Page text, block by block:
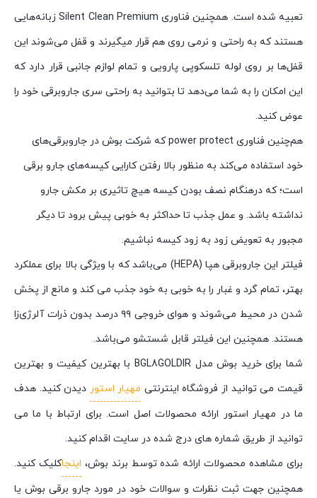
تعبیه شده است. همچنین فناوری Silent Clean Premium زبانه‌هایی
هستند که به راحتی و نرمی روی هم قرار میگیرند و قفل می‌شوند این
قفل‌ها بر روی لوله تلسکوپی پارویی و تمام لوازم جانبی قرار دارد که
این امکان را به شما می‌دهد تا بتوانید به راحتی سری جاروبرقی خود را
عوض کنید.
هم‌چنین فناوری power protect که شرکت بوش در جاروبرقی‌های
خود استفاده می‌کند به منظور بالا رفتن کارایی کیسه‌های جارو برقی
است؛ که درهنگام نصف بودن کیسه هیچ تاثیری بر مکش جارو
نداشته باشد. و عمل جذب تا حداکثر به خوبی پیش برود تا دیگر
مجبور به تعویض زود به زود کیسه نباشیم.
فیلتر این جاروبرقی هپا (HEPA) می‌باشد که با ویژگی بالا برای عملکرد
بهتر، تمام گرد و غبار را به خوبی به خود جذب می کند و مانع از پخش
شدن در محیط می‌شوند و هوای خروجی ۹۹ درصد بدون ذرات آلرژی‌زا
هستند. همچنین این فیلتر قابل شستشو می‌باشد.
شما برای خرید بوش مدل BGL8GOLDIR با بهترین کیفیت و بهترین
قیمت می توانید از فروشگاه اینترنتی مهیار استور دیدن کنید. هدف
ما در مهیار استور ارائه محصولات اصل است. برای ارتباط با ما می
توانید از طریق شماره های درج شده در سایت اقدام کنید.
برای مشاهده محصولات ارائه شده توسط برند بوش، اینجاکلیک کنید.
همچنین جهت ثبت نظرات و سوالات خود در مورد جارو برقی بوش یا